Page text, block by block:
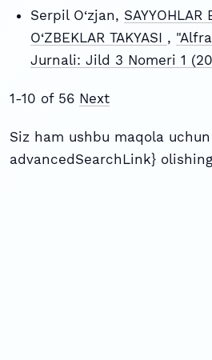
Serpil O‘zjan, SAYYOHLAR
O‘ZBEKLAR TAKYASI ,
Jurnali: Jild 3 Nomeri 1
1-10 of 56 Next
Siz ham ushbu maqola
advancedSearchLink}